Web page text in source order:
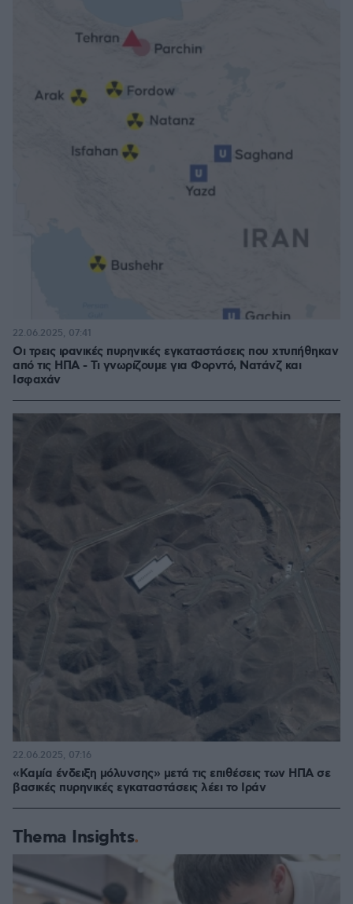
Οι τρεις ιρανικές πυρηνικές εγκαταστάσεις που χτυπήθηκαν
από τις ΗΠΑ - Τι γνωρίζουμε για Φορντό, Νατάνζ και
Ισφαχάν
22.06.2025, 07:41
«Kαμία ένδειξη μόλυνσης» μετά τις επιθέσεις των ΗΠΑ σε
βασικές πυρηνικές εγκαταστάσεις λέει το Ιράν
22.06.2025, 07:16
Thema Insights